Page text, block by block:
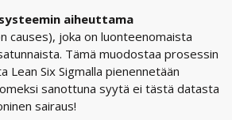
aiheuttama
causes), joka on luonteenomaista
Tämä muodostaa prosessin
Lean Six Sigmalla pienennetään
sanottuna syytä ei tästä datasta
sairaus!